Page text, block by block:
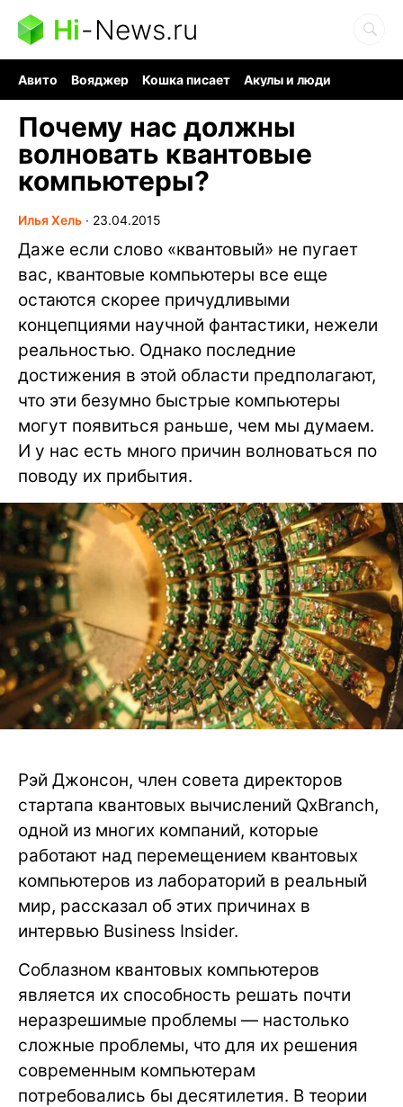
Hi-News.ru
Авито Вояджер Кошка писает
Акулы и люди
Почему нас должны
волновать квантовые
компьютеры?
Илья Хель ∙ 23.04.2015
Даже если слово «квантовый» не пугает
вас, квантовые компьютеры все еще
остаются скорее причудливыми
концепциями научной фантастики, нежели
реальностью. Однако последние
достижения в этой области предполагают,
что эти безумно быстрые компьютеры
могут появиться раньше, чем мы думаем.
И у нас есть много причин волноваться по
поводу их прибытия.
Рэй Джонсон, член совета директоров
стартапа квантовых вычислений QxBranch,
одной из многих компаний, которые
работают над перемещением квантовых
компьютеров из лабораторий в реальный
мир, рассказал об этих причинах в
интервью Business Insider.
Соблазном квантовых компьютеров
является их способность решать почти
неразрешимые проблемы — настолько
сложные проблемы, что для их решения
современным компьютерам
потребовались бы десятилетия. В теории